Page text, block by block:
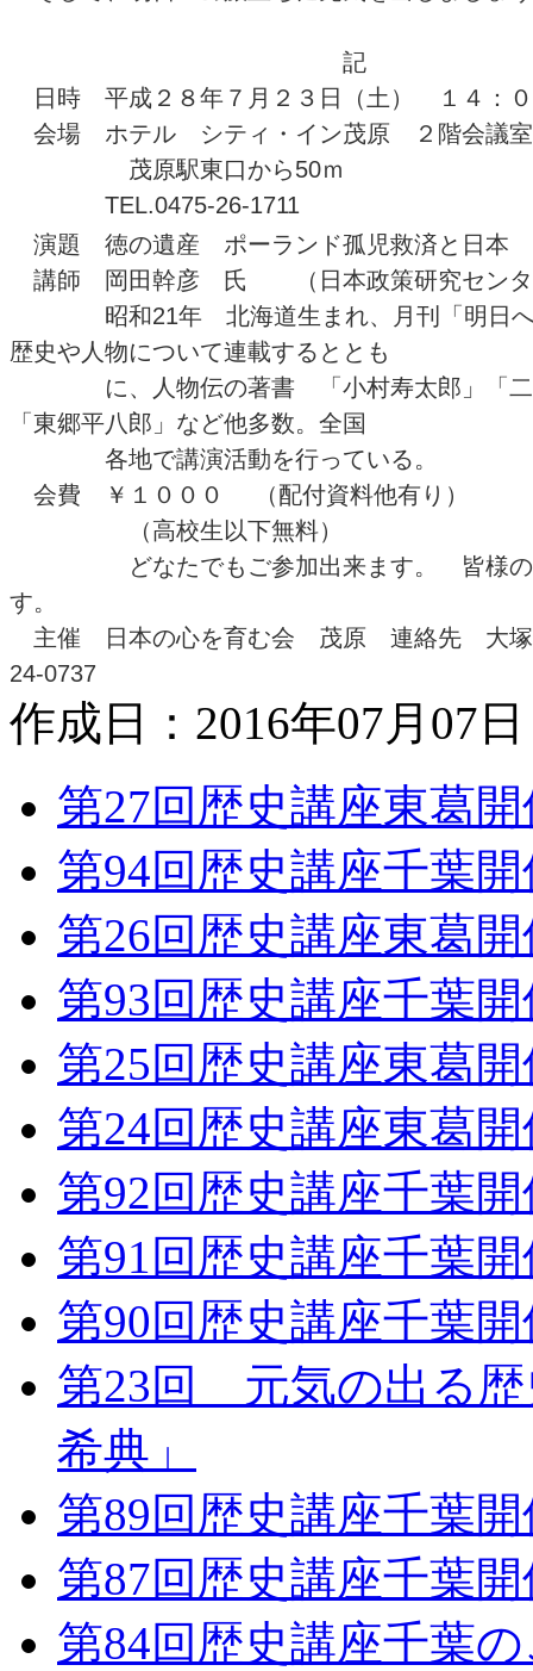
記
日時 平成２８年７月２３日（土） １４：
会場 ホテル シティ・イン茂原 ２階会
茂原駅東口から50ｍ
TEL.0475-26-1711
演題 徳の遺産 ポーランド孤児救済と日本
講師 岡田幹彦 氏 （日本政策研究センタ
昭和21年 北海道生まれ、月刊「明日へ
歴史や人物について連載するととも
に、人物伝の著書 「小村寿太郎」「二
「東郷平八郎」など他多数。全国
各地で講演活動を行っている。
会費 ￥１０００ （配付資料他有り）
（高校生以下無料）
どなたでもご参加出来ます。 皆様の参
す。
主催 日本の心を育む会 茂原 連絡先 大
24-0737
作成日：2016年07月07日
第27回歴史講座東葛
第94回歴史講座千葉
第26回歴史講座東葛
第93回歴史講座千葉
第25回歴史講座東葛
第24回歴史講座東葛
第92回歴史講座千葉
第91回歴史講座千葉
第90回歴史講座千葉
第23回 元気の出る
希典」
第89回歴史講座千葉
第87回歴史講座千葉
第84回歴史講座千葉